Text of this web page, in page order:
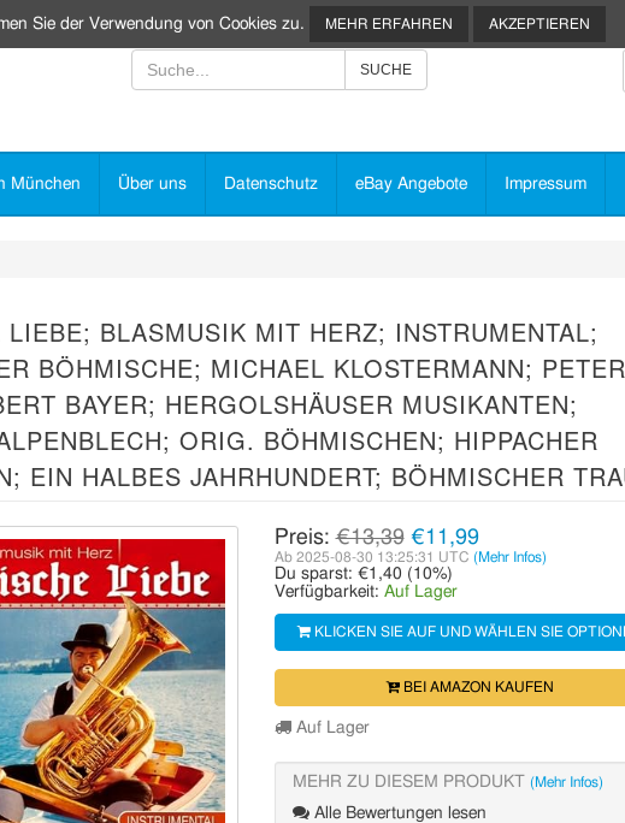
München Über uns Datenschutz eBay Angebote Impressum
LIEBE; BLASMUSIK MIT HERZ; INSTRUMENTAL;
BÖHMISCHE; MICHAEL KLOSTERMANN; PETER
BAYER; HERGOLSHÄUSER MUSIKANTEN;
ORIG. BÖHMISCHEN; HIPPACHER
EIN HALBES JAHRHUNDERT; BÖHMISCHER
Preis:€13,39 €11,99
Ab 2025-08-30 13:25:31 UTC (Mehr Infos)
Du sparst: €1,40 (10%)
Verfügbarkeit: Auf Lager
KLICKEN SIE AUF UND WÄHLEN SIE
BEI AMAZON KAUFEN
Auf Lager
MEHR ZU DIESEM PRODUKT (Mehr Infos)
Alle Bewertungen lesen
Sie der Verwendung von Cookies zu. MEHR ERFAHREN AKZEPTIEREN